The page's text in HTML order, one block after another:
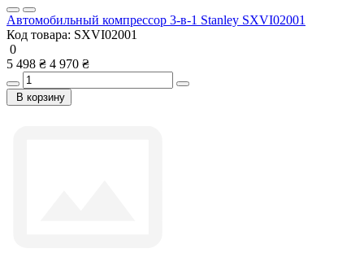
Автомобильный компрессор 3-в-1 Stanley SXVI02001
Код товара: SXVI02001
0
5 498 ₴ 4 970 ₴
В корзину